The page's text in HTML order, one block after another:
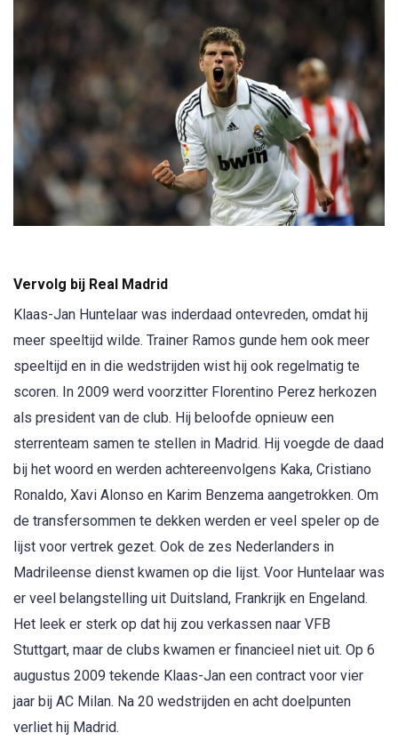
Vervolg bij Real Madrid
Klaas-Jan Huntelaar was inderdaad ontevreden, omdat hij
meer speeltijd wilde. Trainer Ramos gunde hem ook meer
speeltijd en in die wedstrijden wist hij ook regelmatig te
scoren. In 2009 werd voorzitter Florentino Perez herkozen
als president van de club. Hij beloofde opnieuw een
sterrenteam samen te stellen in Madrid. Hij voegde de daad
bij het woord en werden achtereenvolgens Kaka, Cristiano
Ronaldo, Xavi Alonso en Karim Benzema aangetrokken. Om
de transfersommen te dekken werden er veel speler op de
lijst voor vertrek gezet. Ook de zes Nederlanders in
Madrileense dienst kwamen op die lijst. Voor Huntelaar was
er veel belangstelling uit Duitsland, Frankrijk en Engeland.
Het leek er sterk op dat hij zou verkassen naar VFB
Stuttgart, maar de clubs kwamen er financieel niet uit. Op 6
augustus 2009 tekende Klaas-Jan een contract voor vier
jaar bij AC Milan. Na 20 wedstrijden en acht doelpunten
verliet hij Madrid.